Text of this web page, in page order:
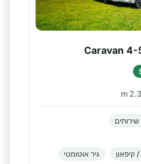
Caravan
שירותים
קיפאון
גיר אוטומטי